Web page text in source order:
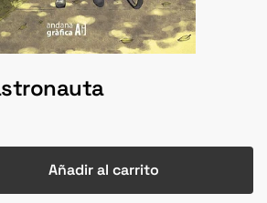
Añadir al carrito